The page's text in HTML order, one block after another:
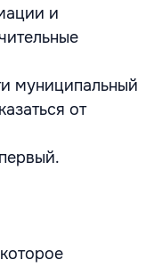
и
муниципальный
от